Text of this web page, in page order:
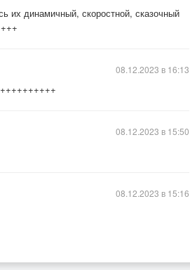
их динамичный, скоростной, сказочный
08.12.2023 в 16:13
08.12.2023 в 15:50
08.12.2023 в 15:16